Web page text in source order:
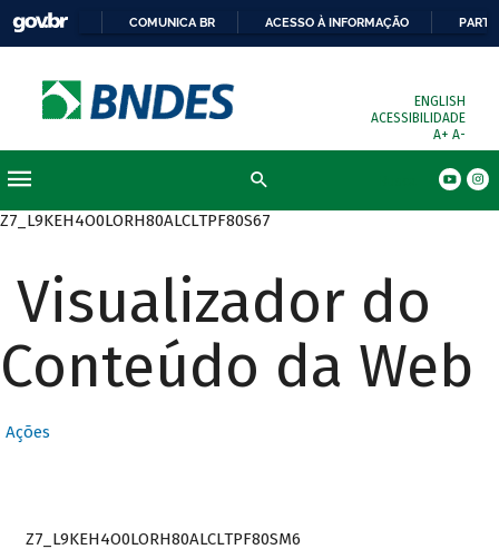
COMUNICA BR ACESSO À INFORMAÇÃO
ENGLISH
ACESSIBILIDADE
A+ A-
Z7_L9KEH4O0LORH80ALCLTPF80S67
Visualizador do
Conteúdo da Web
Ações
Z7_L9KEH4O0LORH80ALCLTPF80SM6